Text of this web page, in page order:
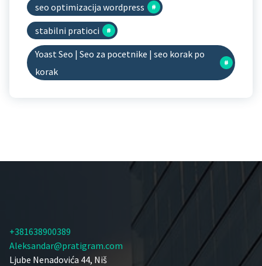
seo optimizacija wordpress
stabilni pratioci
Yoast Seo | Seo za pocetnike | seo korak po
korak
+381638900389
Aleksandar@pratigram.com
Ljube Nenadovića 44, Niš